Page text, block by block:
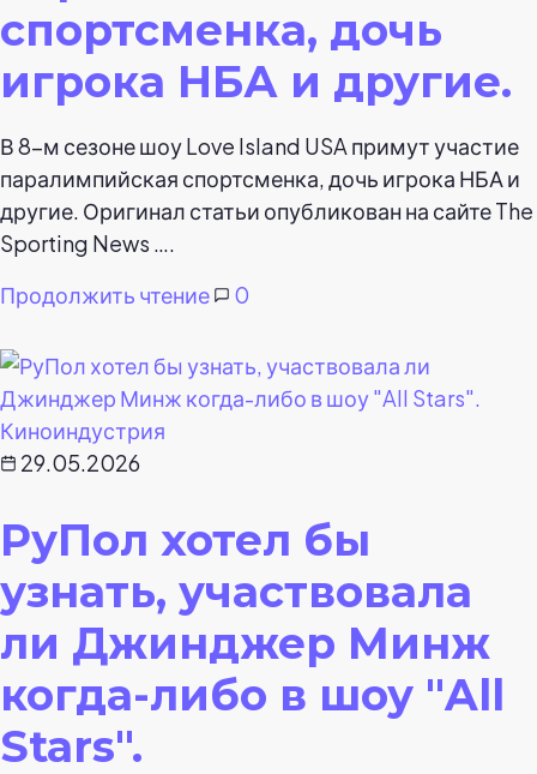
спортсменка, дочь
игрока НБА и другие.
В 8-м сезоне шоу Love Island USA примут участие
паралимпийская спортсменка, дочь игрока НБА и
другие. Оригинал статьи опубликован на сайте The
Sporting News ….
Продолжить чтение
0
Киноиндустрия
29.05.2026
РуПол хотел бы
узнать, участвовала
ли Джинджер Минж
когда-либо в шоу "All
Stars".